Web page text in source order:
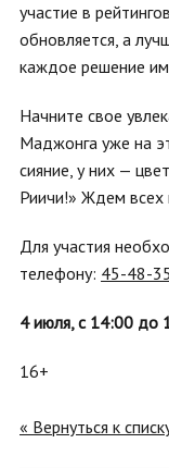
участие в
обновляется, а
каждое решение
Начните свое
Маджонга уже на
сияние, у них —
Риичи!» Ждем всех
Для участия
телефону: 45-48-35
4 июля, с 14:00 до
16+
« Вернуться к